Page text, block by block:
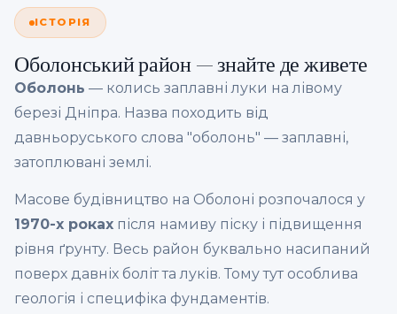
ІСТОРІЯ
Оболонський район — знайте де живете
Оболонь — колись заплавні луки на лівому
березі Дніпра. Назва походить від
давньоруського слова "оболонь" — заплавні,
затоплювані землі.
Масове будівництво на Оболоні розпочалося у
1970-х роках після намиву піску і підвищення
рівня ґрунту. Весь район буквально насипаний
поверх давніх боліт та луків. Тому тут особлива
геологія і специфіка фундаментів.